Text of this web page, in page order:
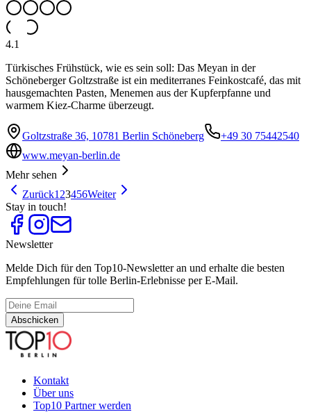
4.1
Türkisches Frühstück, wie es sein soll: Das Meyan in der
Schöneberger Goltzstraße ist ein mediterranes Feinkostcafé, das mit
hausgemachten Pasten, Menemen aus der Kupferpfanne und
warmem Kiez-Charme überzeugt.
Goltzstraße 36, 10781 Berlin Schöneberg
+49 30 75442540
www.meyan-berlin.de
Mehr sehen
Zurück1 23456Weiter
Stay in touch!
Newsletter
Melde Dich für den Top10-Newsletter an und erhalte die besten
Empfehlungen für tolle Berlin-Erlebnisse per E-Mail.
Abschicken
Kontakt
Über uns
Top10 Partner werden